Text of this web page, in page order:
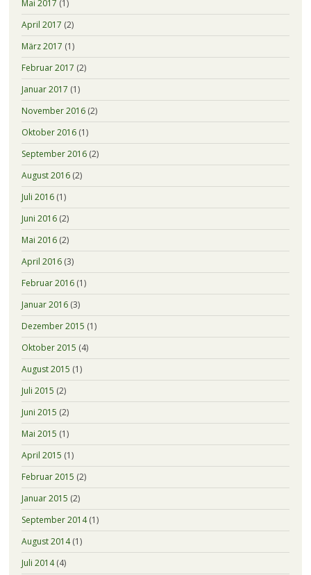
Mai 2017 (1)
April 2017 (2)
März 2017 (1)
Februar 2017 (2)
Januar 2017 (1)
November 2016(2)
Oktober 2016(1)
September 2016(2)
August 2016(2)
Juli 2016(1)
Juni 2016(2)
Mai 2016(2)
April 2016(3)
Februar 2016(1)
Januar 2016(3)
Dezember 2015 (1)
Oktober 2015 (4)
August 2015 (1)
Juli 2015 (2)
Juni 2015 (2)
Mai 2015 (1)
April 2015 (1)
Februar 2015 (2)
Januar 2015 (2)
September 2014(1)
August 2014(1)
Juli 2014(4)